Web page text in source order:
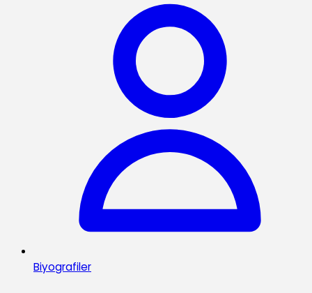
Biyografiler